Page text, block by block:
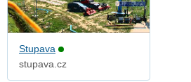
Stupava
stupava.cz